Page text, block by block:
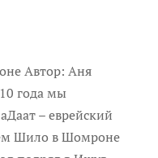
Автор: Аня
года мы
– еврейский
Шило в Шомроне